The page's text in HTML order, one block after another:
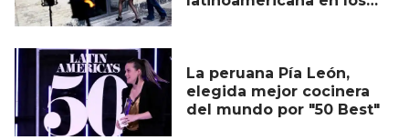
La peruana Pía León,
elegida mejor cocinera
del mundo por "50 Best"